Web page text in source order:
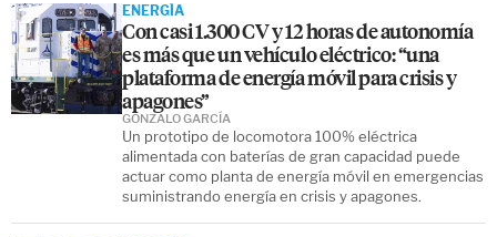
ENERGÍA
Con casi 1.300 CV y 12 horas de autonomía
es más que un vehículo eléctrico: “una
plataforma de energía móvil para crisis y
apagones”
Un prototipo de locomotora 100% eléctrica
alimentada con baterías de gran capacidad puede
actuar como planta de energía móvil en emergencias
suministrando energía en crisis y apagones.
GONZALO GARCÍA